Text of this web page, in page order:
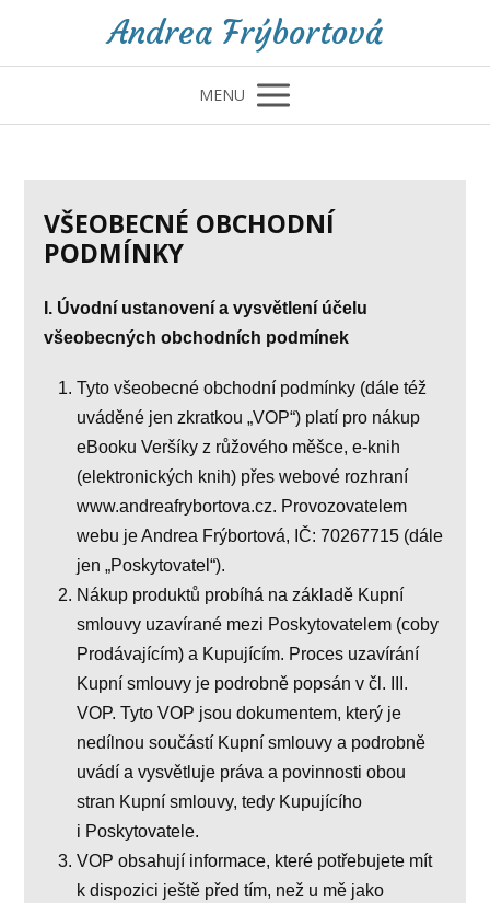
Andrea Frýbortová
MENU
VŠEOBECNÉ OBCHODNÍ
PODMÍNKY
I. Úvodní ustanovení a vysvětlení účelu
všeobecných obchodních podmínek
Tyto všeobecné obchodní podmínky (dále též
uváděné jen zkratkou „VOP“) platí pro nákup
eBooku Veršíky z růžového měšce, e-knih
(elektronických knih) přes webové rozhraní
www.andreafrybortova.cz. Provozovatelem
webu je Andrea Frýbortová, IČ: 70267715 (dále
jen „Poskytovatel“).
Nákup produktů probíhá na základě Kupní
smlouvy uzavírané mezi Poskytovatelem (coby
Prodávajícím) a Kupujícím. Proces uzavírání
Kupní smlouvy je podrobně popsán v čl. III.
VOP. Tyto VOP jsou dokumentem, který je
nedílnou součástí Kupní smlouvy a podrobně
uvádí a vysvětluje práva a povinnosti obou
stran Kupní smlouvy, tedy Kupujícího
i Poskytovatele.
VOP obsahují informace, které potřebujete mít
k dispozici ještě před tím, než u mě jako